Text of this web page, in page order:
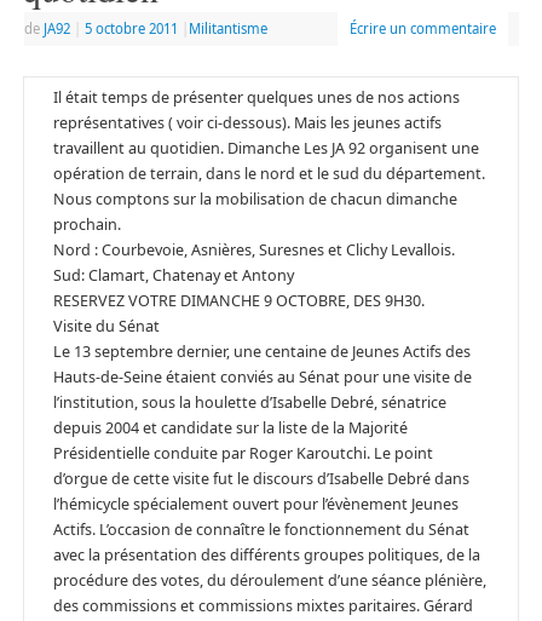
de JA92 5 octobre 2011 Militantisme Écrire un commentaire
Il était temps de présenter quelques unes de nos actions
représentatives ( voir ci-dessous). Mais les jeunes actifs
travaillent au quotidien. Dimanche Les JA 92 organisent une
opération de terrain, dans le nord et le sud du département.
Nous comptons sur la mobilisation de chacun dimanche
prochain.
Nord : Courbevoie, Asnières, Suresnes et Clichy Levallois.
Sud: Clamart, Chatenay et Antony
RESERVEZ VOTRE DIMANCHE 9 OCTOBRE, DES 9H30.
Visite du Sénat
Le 13 septembre dernier, une centaine de Jeunes Actifs des
Hauts-de-Seine étaient conviés au Sénat pour une visite de
l’institution, sous la houlette d’Isabelle Debré, sénatrice
depuis 2004 et candidate sur la liste de la Majorité
Présidentielle conduite par Roger Karoutchi. Le point
d’orgue de cette visite fut le discours d’Isabelle Debré dans
l’hémicycle spécialement ouvert pour l’évènement Jeunes
Actifs. L’occasion de connaître le fonctionnement du Sénat
avec la présentation des différents groupes politiques, de la
procédure des votes, du déroulement d’une séance plénière,
des commissions et commissions mixtes paritaires. Gérard